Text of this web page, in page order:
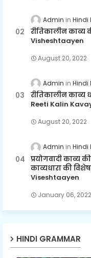
Admin Hindi
रीतिकालीन काव्य
Visheshtaayen
August 20, 2022
Admin Hindi
रीतिकालीन काव्य
Reeti Kalin
August 20, 2022
Admin Hindi
प्रयोगवादी काव्य
काव्यधारा की
Viseshtaayen
January 06, 2022
HINDI GRAMMAR